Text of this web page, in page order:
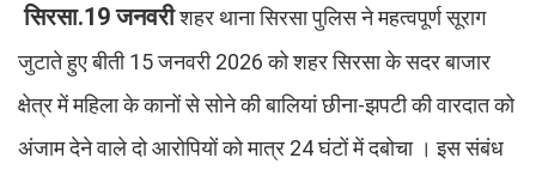
सिरसा.19 जनवरीशहर थाना सिरसा पुलिस ने महत्वपूर्ण सूराग
जुटाते हुए बीती 15 जनवरी 2026 को शहर सिरसा के सदर बाजार
क्षेत्र में महिला के कानों से सोने की बालियां छीना-झपटी की वारदात को
अंजाम देने वाले दो आरोपियों को मात्र 24 घंटों में दबोचा । इस संबंध